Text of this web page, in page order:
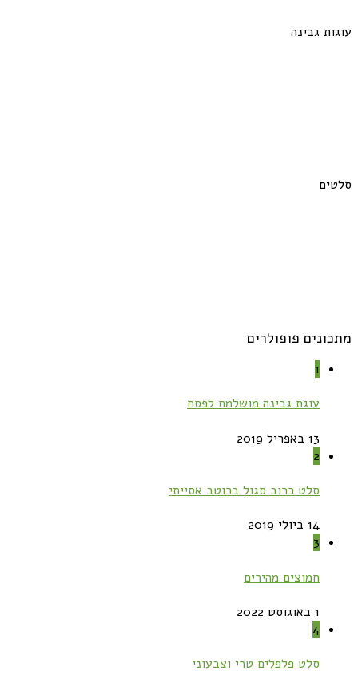
עוגות גבינה
סלטים
מתכונים פופולרים
1
עוגת גבינה מושלמת לפסח
13 באפריל 2019
2
סלט כרוב סגול ברוטב אסייתי
14 ביולי 2019
3
חמוצים מהירים
1 באוגוסט 2022
4
סלט פלפלים טרי וצבעוני